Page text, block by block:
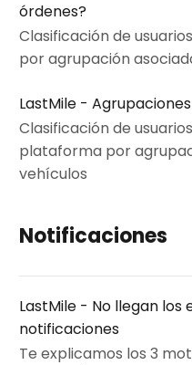
órdenes?
Clasificación de
por agrupación
LastMile -
Clasificación de
plataforma por
vehículos
Notificaciones
LastMile - No llegan los
notificaciones
Te explicamos los 3